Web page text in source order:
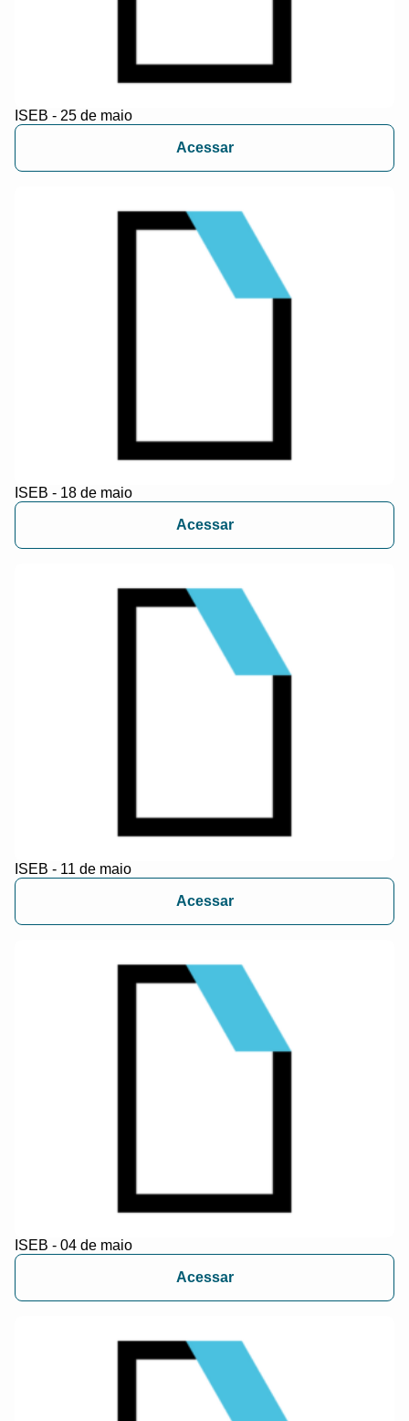
ISEB - 25 de maio
Acessar
ISEB - 18 de maio
Acessar
ISEB - 11 de maio
Acessar
ISEB - 04 de maio
Acessar